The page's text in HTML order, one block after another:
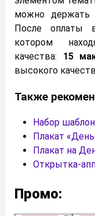
можно держать
После оплаты
котором
качества: 15
высокого
Также
Набор
Плакат
Плакат на
Открытка-
Промо: